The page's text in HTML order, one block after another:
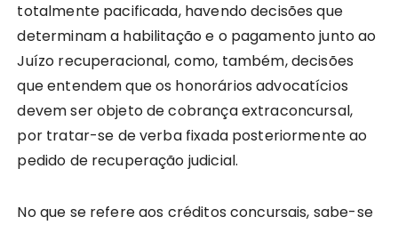
totalmente pacificada, havendo decisões que
determinam a habilitação e o pagamento junto ao
Juízo recuperacional, como, também, decisões
que entendem que os honorários advocatícios
devem ser objeto de cobrança extraconcursal,
por tratar-se de verba fixada posteriormente ao
pedido de recuperação judicial.
No que se refere aos créditos concursais, sabe-se